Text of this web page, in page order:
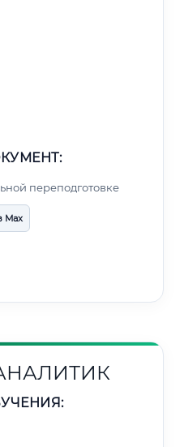
переподготовке
Max